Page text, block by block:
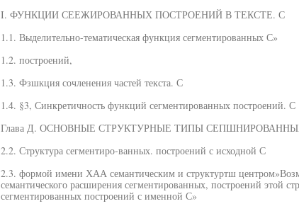
I. ФУНКЦИИ СЕЕЖИРОВАННЫХ ПОСТРОЕНИЙ В ТЕКСТЕ. С
1.1. Выделительно-тематическая функция сегментированных С»
1.2. построений,
1.3. Фзшкция сочленения частей текста. С
1.4. §3, Синкретичность функций сегментированных построений. С
Глава Д. ОСНОВНЫЕ СТРУКТУРНЫЕ ТИПЫ
2.2. Структура сегментиро-ванных. построений с исходной С
2.3. формой имени ХАА семантическим и структуртш
семантического расширения сегментированных, построений этой
сегментированных построений с именной С»